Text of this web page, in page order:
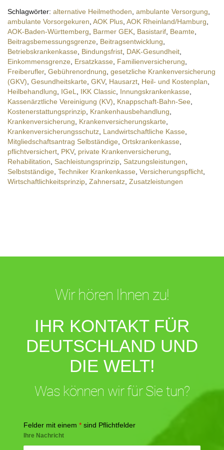
Schlagwörter: alternative Heilmethoden ambulante Versorgung
ambulante Vorsorgekuren AOK Plus AOK Rheinland/Hamburg
AOK-Baden-Württemberg
Barmer GEK Basistarif Beamte
Beitragsbemessungsgrenze
Beitragsentwicklung
Betriebskrankenkasse
Bindungsfrist DAK-Gesundheit
Einkommensgrenze
Ersatzkasse Familienversicherung
Freiberufler, Gebührenordnung gesetzliche Krankenversicherung
(GKV) Gesundheitskarte GKV, Hausarzt Heil- und Kostenplan
Heilbehandlung
IGeL IKK Classic Innungskrankenkasse
Kassenärztliche Vereinigung (KV)
Knappschaft-Bahn-See
Kostenerstattungsprinzip Krankenhausbehandlung
Krankenversicherung
Krankenversicherungskarte
Krankenversicherungsschutz Landwirtschaftliche Kasse
Mitgliedschaftsantrag Selbständige Ortskrankenkasse
pflichtversichert PKV, private Krankenversicherung
Rehabilitation
Sachleistungsprinzip Satzungsleistungen
Selbstständige Techniker Krankenkasse Versicherungspflicht
Wirtschaftlichkeitsprinzip Zahnersatz Zusatzleistungen
Wir hören Ihnen zu!
IHR KONTAKT FÜR
DEUTSCHLAND UND
DIE WELT!
Was können wir für Sie tun?
Felder mit einem * sind Pflichtfelder
Ihre Nachricht